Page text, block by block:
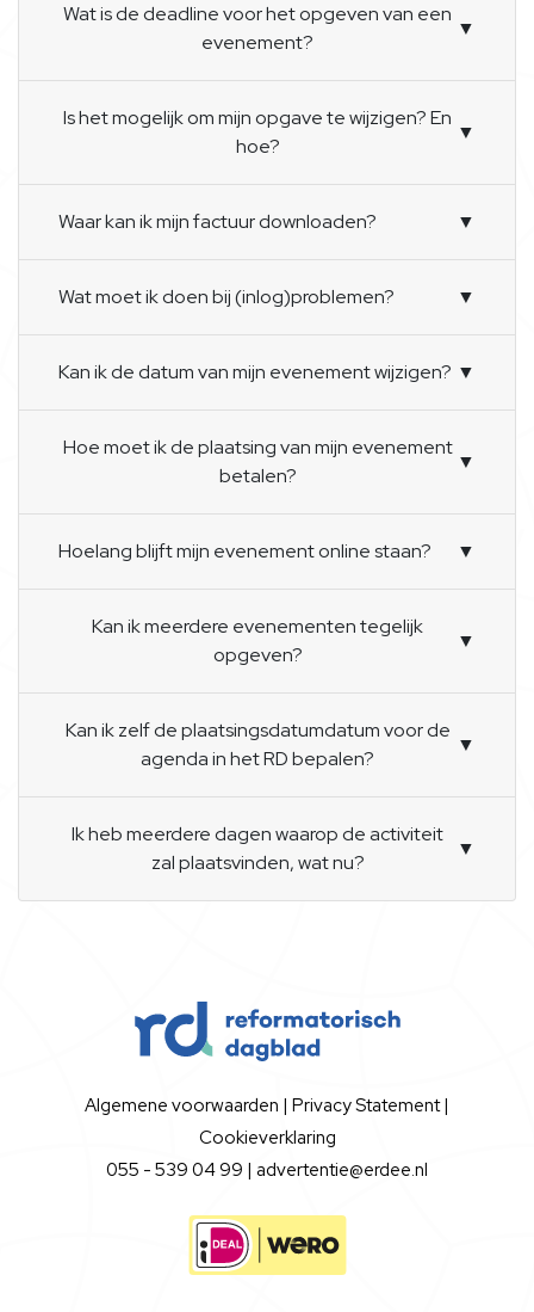
Wat is de deadline voor het opgeven van een
evenement?
▼
Is het mogelijk om mijn opgave te wijzigen? En
hoe?
▼
Waar kan ik mijn factuur downloaden? ▼
Wat moet ik doen bij (inlog)problemen? ▼
Kan ik de datum van mijn evenement wijzigen? ▼
Hoe moet ik de plaatsing van mijn evenement
betalen?
▼
Hoelang blijft mijn evenement online staan? ▼
Kan ik meerdere evenementen tegelijk
opgeven?
▼
Kan ik zelf de plaatsingsdatumdatum voor de
agenda in het RD bepalen?
▼
Ik heb meerdere dagen waarop de activiteit
zal plaatsvinden, wat nu?
▼
Algemene voorwaarden | Privacy Statement|
Cookieverklaring
055 - 539 04 99 | advertentie@erdee.nl